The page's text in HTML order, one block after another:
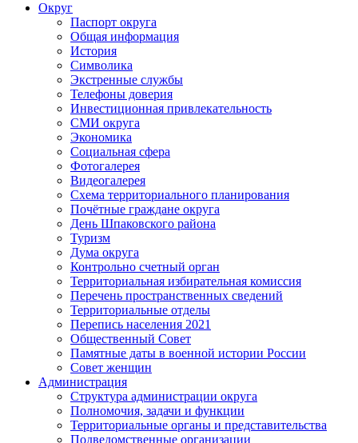
Округ
Паспорт округа
Общая информация
История
Символика
Экстренные службы
Телефоны доверия
Инвестиционная привлекательность
СМИ округа
Экономика
Социальная сфера
Фотогалерея
Видеогалерея
Схема территориального планирования
Почётные граждане округа
День Шпаковского района
Туризм
Дума округа
Контрольно счетный орган
Территориальная избирательная комиссия
Перечень пространственных сведений
Территориальные отделы
Перепись населения 2021
Общественный Совет
Памятные даты в военной истории России
Совет женщин
Администрация
Структура администрации округа
Полномочия, задачи и функции
Территориальные органы и представительства
Подведомственные организации